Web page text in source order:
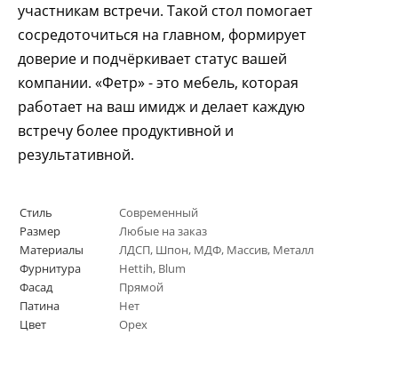
участникам встречи. Такой стол помогает
сосредоточиться на главном, формирует
доверие и подчёркивает статус вашей
компании. «Фетр» - это мебель, которая
работает на ваш имидж и делает каждую
встречу более продуктивной и
результативной.
Стиль
Современный
Размер
Любые на заказ
Материалы
ЛДСП, Шпон, МДФ, Массив, Металл
Фурнитура
Нettih, Вlum
Фасад
Прямой
Патина
Нет
Цвет
Орех